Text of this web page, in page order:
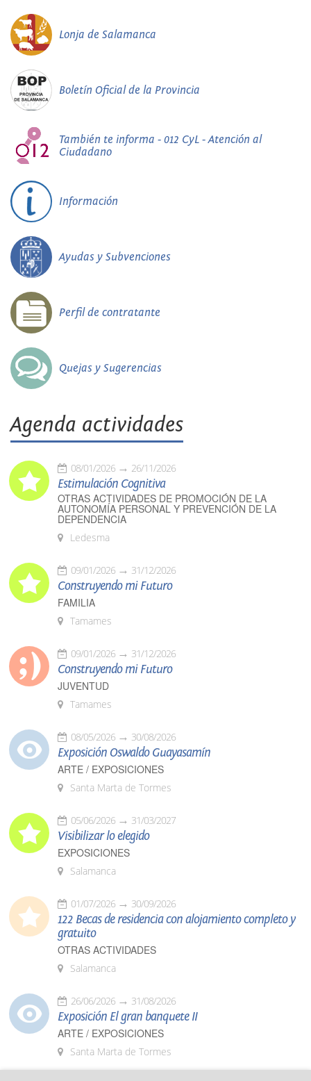
Lonja de Salamanca
Boletín Oficial de la Provincia
También te informa - 012 CyL - Atención al
Ciudadano
Información
Ayudas y Subvenciones
Perfil de contratante
Quejas y Sugerencias
Agenda actividades
08/01/2026 26/11/2026
Estimulación Cognitiva
OTRAS ACTIVIDADES DE PROMOCIÓN DE LA
AUTONOMÍA PERSONAL Y PREVENCIÓN DE LA
DEPENDENCIA
Ledesma
09/01/2026 31/12/2026
Construyendo mi Futuro
FAMILIA
Tamames
09/01/2026 31/12/2026
Construyendo mi Futuro
JUVENTUD
Tamames
08/05/2026 30/08/2026
Exposición Oswaldo Guayasamín
ARTE / EXPOSICIONES
Santa Marta de Tormes
05/06/2026 31/03/2027
Visibilizar lo elegido
EXPOSICIONES
Salamanca
01/07/2026 30/09/2026
122 Becas de residencia con alojamiento completo y
gratuito
OTRAS ACTIVIDADES
Salamanca
26/06/2026 31/08/2026
Exposición El gran banquete II
ARTE / EXPOSICIONES
Santa Marta de Tormes